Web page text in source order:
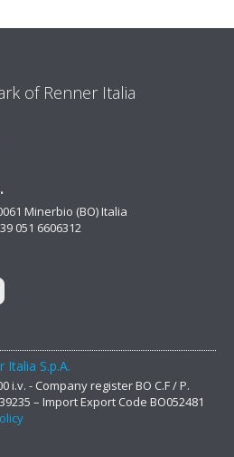
of Renner Italia
Minerbio (BO) Italia
051 6606312
S.p.A.
i.v. - Company register BO C.F / P.
– Import Export Code BO052481